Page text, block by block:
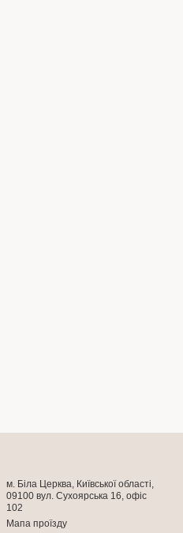
м. Біла Церква, Київської області,
09100 вул. Сухоярська 16, офіс
102
Мапа проїзду